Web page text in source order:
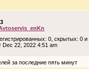
0, скрытых: 0
Dec 22, 2022 4:51 am
за последние пять минут